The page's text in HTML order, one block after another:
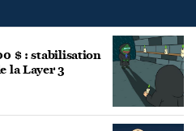
$ : stabilisation
la Layer 3